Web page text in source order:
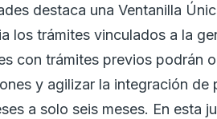
destaca una Ventanilla
los trámites vinculados a la
con trámites previos podrán
y agilizar la integración
a solo seis meses. En esta